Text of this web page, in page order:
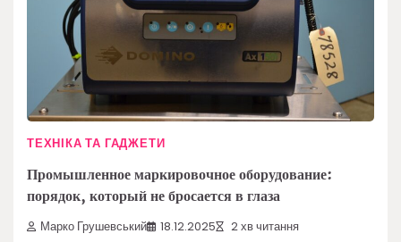
ТЕХНІКА ТА ГАДЖЕТИ
Промышленное маркировочное оборудование:
порядок, который не бросается в глаза
Марко Грушевський 18.12.2025 2 хв читання